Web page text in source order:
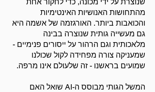
מהתחושות האנושיות האינטימיות
והכואבות ביותר. האורגזמה של אשמה היא
גם מעשייה גותית שנוצרה בבינה
מלאכותית וגם הרהור על ייסורים פנימיים -
שמעניקה צורה מפחידה לקול שכולנו
שמועים בראשנו - זה שלעולם אינו מרפה.
המשל הגותי מבוסס ה-AI שואל האם